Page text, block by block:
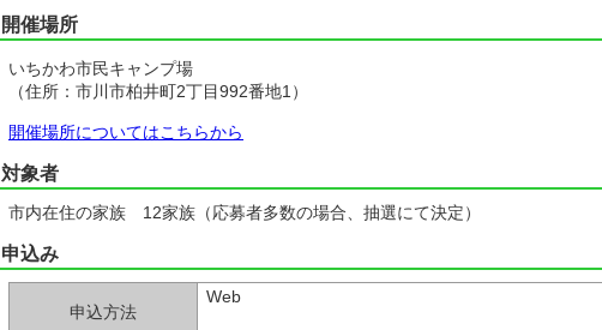
開催場所
いちかわ市民キャンプ場
（住所：市川市柏井町2丁目992番地1）
開催場所についてはこちらから
対象者
市内在住の家族 12家族（応募者多数の場合、抽選にて決定）
申込み
申込方法
Web